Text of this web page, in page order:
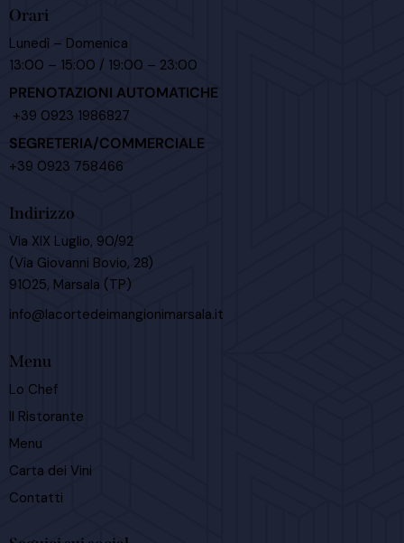
Orari
Lunedì – Domenica
13:00 – 15:00 / 19:00 – 23:00
PRENOTAZIONI AUTOMATICHE
+39 0923 1986827
SEGRETERIA/COMMERCIALE
+39 0923 758466
Indirizzo
Via XIX Luglio, 90/92
(Via Giovanni Bovio, 28)
91025, Marsala (TP)
info@lacortedeimangionimarsala.it
Menu
Lo Chef
Il Ristorante
Menu
Carta dei Vini
Contatti